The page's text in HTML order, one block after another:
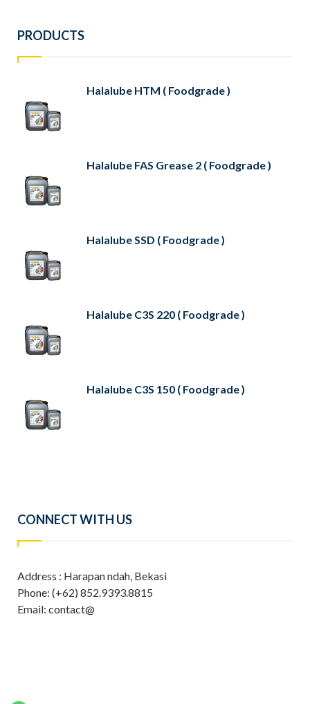
PRODUCTS
Halalube HTM ( Foodgrade )
Halalube FAS Grease 2 ( Foodgrade )
Halalube SSD ( Foodgrade )
Halalube C3S 220 ( Foodgrade )
Halalube C3S 150 ( Foodgrade )
CONNECT WITH US
Address : Harapan ndah, Bekasi
Phone: (+62) 852.9393.8815
Email: contact@